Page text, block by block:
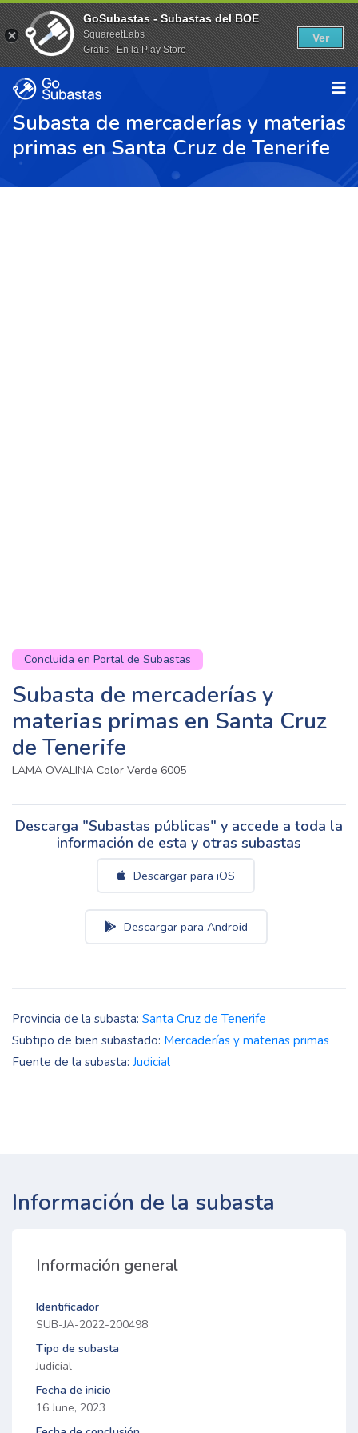
Subasta de mercaderías y materias
primas en Santa Cruz de Tenerife
Concluida en Portal de Subastas
Subasta de mercaderías y
materias primas en Santa Cruz
de Tenerife
LAMA OVALINA Color Verde 6005
Descarga "Subastas públicas" y accede a toda la
información de esta y otras subastas
Descargar para iOS
Descargar para Android
Provincia de la subasta: Santa Cruz de Tenerife
Subtipo de bien subastado: Mercaderías y materias primas
Fuente de la subasta: Judicial
Información de la subasta
Información general
Identificador
SUB-JA-2022-200498
Tipo de subasta
Judicial
Fecha de inicio
16 June, 2023
GoSubastas - Subastas del BOE
SquareetLabs
Gratis - En la Play Store
Ver